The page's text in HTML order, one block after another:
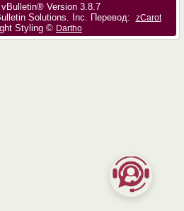
vBulletin® Version 3.8.7
Solutions, Inc. Перевод:
zCarot
Styling © Dartho